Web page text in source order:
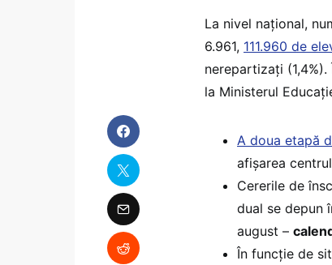
La nivel național,
6.961, 111.960 de
nerepartizați
la Ministerul
A doua etapă
afișarea
Cererile de
dual se depun
august –
În funcție de